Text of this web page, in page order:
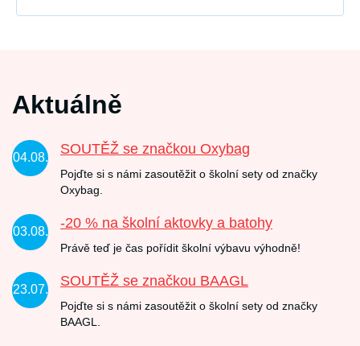
Aktuálně
04.08.
SOUTĚŽ se značkou Oxybag
Pojďte si s námi zasoutěžit o školní sety od značky
Oxybag.
03.08.
-20 % na školní aktovky a batohy
Právě teď je čas pořídit školní výbavu výhodně!
23.07.
SOUTĚŽ se značkou BAAGL
Pojďte si s námi zasoutěžit o školní sety od značky
BAAGL.